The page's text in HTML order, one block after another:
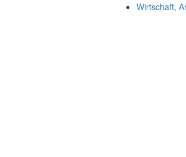
Wirtschaft,